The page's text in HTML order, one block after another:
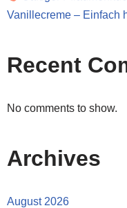
Vanillecreme – Einfach
Recent
No comments to show.
Archives
August 2026